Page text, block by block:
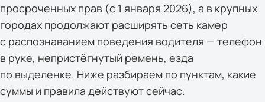
просроченных прав (с 1 января 2026), а в крупных
городах продолжают расширять сеть камер
с распознаванием поведения водителя — телефон
в руке, непристёгнутый ремень, езда
по выделенке. Ниже разбираем по пунктам, какие
суммы и правила действуют сейчас.